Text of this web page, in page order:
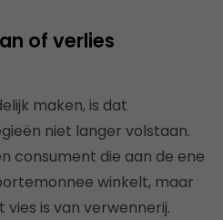
of verlies
maken, is dat
niet langer volstaan.
consument die aan de ene
winkelt, maar
is van verwennerij.